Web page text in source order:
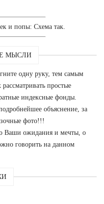
и попы: Схема так.
МЫСЛИ
одну руку, тем самым
простые
индексные фонды.
объяснение, за
фото!!!
Ваши ожидания и мечты, о
говорить на данном